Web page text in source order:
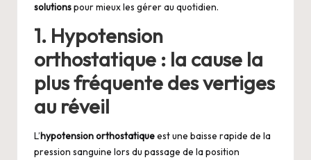
solutionspour mieux les gérer au quotidien.
1. Hypotension
orthostatique : la cause la
plus fréquente des vertiges
au réveil
L’hypotension orthostatiqueest une baisse rapide de la
pression sanguine lors du passage de la position